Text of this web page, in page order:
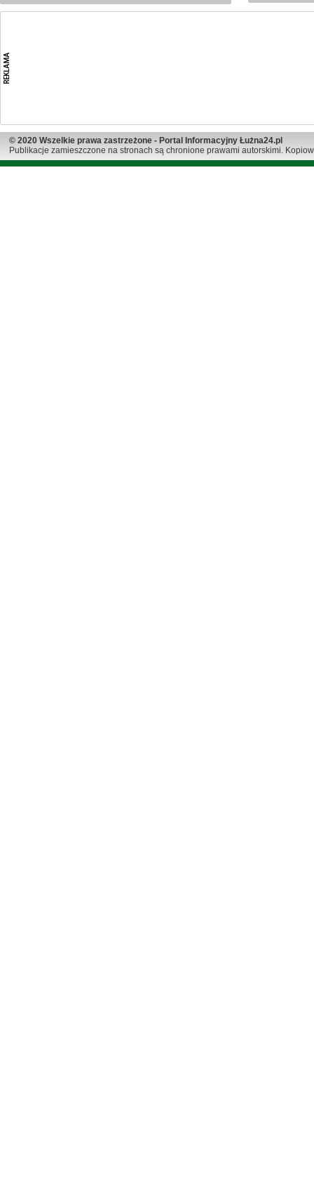
© 2020 Wszelkie prawa zastrzeżone - Portal Informacyjny Łużna24.pl
Publikacje zamieszczone na stronach są chronione prawami autorskimi.